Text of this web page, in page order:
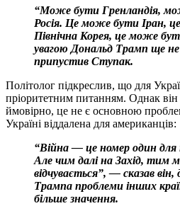
“Може бути Гренландія,
Росія. Це може бути Іран,
Північна Корея, це може
увагою Дональд Трамп ще
припустив Ступак.
Політолог підкреслив, що для
пріоритетним питанням. Однак
ймовірно, це не є основною
Україні віддалена для американців:
“Війна — це номер один для
Але чим далі на Захід, тим
відчувається”, — сказав
Трампа проблеми інших
більше значення.